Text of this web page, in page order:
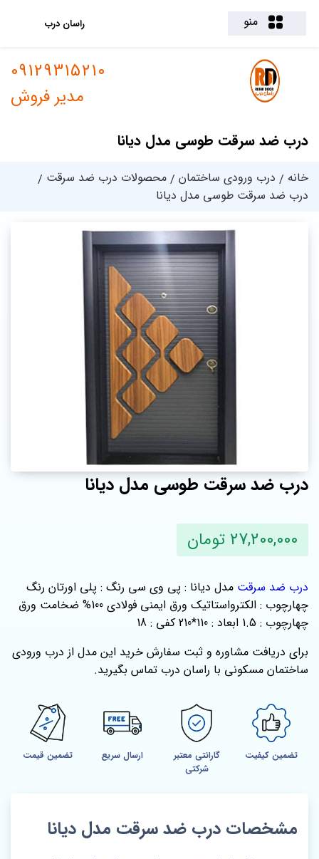
منو راسان درب
درب ضد سرقت طوسی مدل دیانا
09129315210
مدیر فروش
خانه درب ورودی ساختمان
محصولات درب ضد سرقت
درب ضد سرقت طوسی مدل دیانا
درب ضد سرقت طوسی مدل دیانا
27,200,000 تومان
درب ضد سرقت مدل دیانا : پی وی سی رنگ : پلی اورتان رنگ
چهارچوب : الکترواستاتیک ورق ایمنی فولادی 100% ضخامت ورق
چهارچوب : 1.5 ابعاد : 110*210 کفی : 18
برای دریافت مشاوره و ثبت سفارش خرید این مدل از درب ورودی
ساختمان مسکونی با راسان درب تماس بگیرید.
تضمین کیفیت
گارانتی معتبر
شرکتی
ارسال سریع تضمین قیمت
مشخصات درب ضد سرقت مدل دیانا